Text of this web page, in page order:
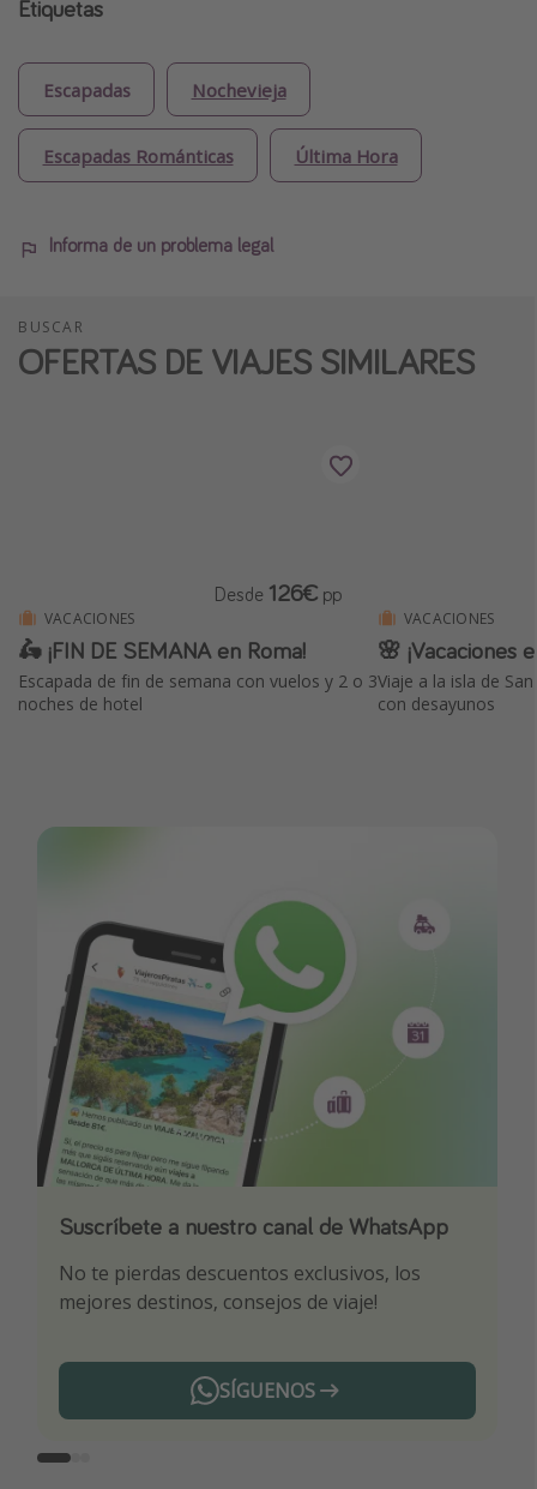
Etiquetas
Escapadas Nochevieja
Escapadas Románticas Última Hora
Informa de un problema legal
BUSCAR
OFERTAS DE VIAJES SIMILARES
VACACIONES
🛵 ¡FIN DE SEMANA en Roma!
Escapada de fin de semana con vuelos y 2 o 3
noches de hotel
Desde 126€ pp
VACACIONES
🌸 ¡Vacaciones
Viaje a la isla de San
con desayunos
Suscríbete a nuestro canal de WhatsApp
No te pierdas descuentos exclusivos, los
mejores destinos, consejos de viaje!
SÍGUENOS
Descarga nuestra app
Sé el primero en reservar nuestros chollazos
¡Suscríbete a nuestro canal de Telegram!
¡Recibe las mejores ofertas seleccionadas para
ti por nuestros expertos en viajes
Telegram